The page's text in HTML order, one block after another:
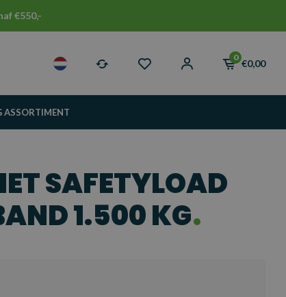
€550,-
0
€0,00
ASSORTIMENT
SAFETYLOAD
1.500 KG